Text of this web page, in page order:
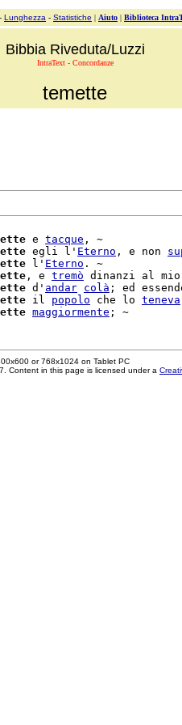
- Lunghezza - Statistiche | Aiuto | Biblioteca
Bibbia Riveduta/Luzzi
IntraText - Concordanze
temette
e tacque , ~
egli l' Eterno , e non
l' Eterno . ~
, e tremò dinanzi al mio
d' andar colà ; ed
il popolo che lo teneva
maggiormente
or 768x1024 on Tablet PC
Content in this page is licensed under a